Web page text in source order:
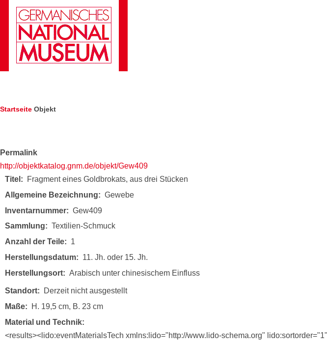
Direkt zum Inhalt
Pfadnavigation
Startseite Objekt
Permalink
http://objektkatalog.gnm.de/objekt/Gew409
Titel
Fragment eines Goldbrokats, aus drei Stücken
Allgemeine Bezeichnung
Gewebe
Inventarnummer
Gew409
Sammlung
Textilien-Schmuck
Anzahl der Teile
1
Herstellungsdatum
11. Jh. oder 15. Jh.
Herstellungsort
Arabisch unter chinesischem Einfluss
Standort
Derzeit nicht ausgestellt
Maße
H. 19,5 cm, B. 23 cm
Material und Technik
<results><lido:eventMaterialsTech xmlns:lido="http://www.lido-schema.org"